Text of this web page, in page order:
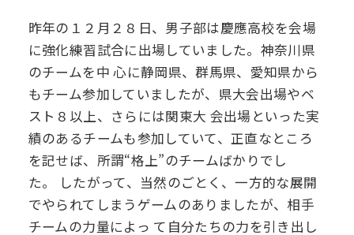
昨年の１２月２８日、男子部は慶應高校を会場
に強化練習試合に出場していました。神奈川県
のチームを中 心に静岡県、群馬県、愛知県から
もチーム参加していましたが、県大会出場やベ
スト８以上、さらには関東大 会出場といった実
績のあるチームも参加していて、正直なところ
を記せば、所謂“格上”のチームばかりでし
た。
したがって、当然のごとく、一方的な展開
でやられてしまうゲームのありましたが、相手
チームの力量によっ て自分たちの力を引き出し